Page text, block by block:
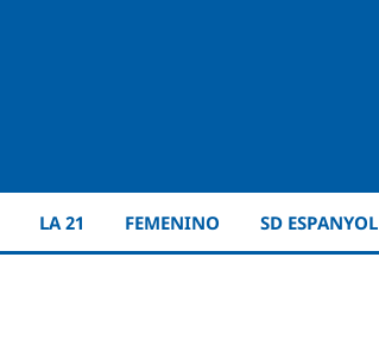
LA 21 FEMENINO SD ESPANYOL